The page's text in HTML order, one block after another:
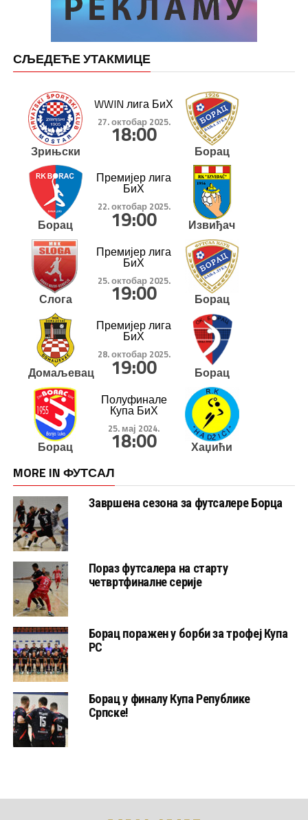
СЉЕДЕЋЕ УТАКМИЦЕ
Зрињски
WWIN лига БиХ
27. октобар 2025.
18:00
Борац
Борац
Премијер лига
БиХ
22. октобар 2025.
19:00 Извиђач
Слога
Премијер лига
БиХ
25. октобар 2025.
19:00 Борац
Домаљевац
Премијер лига
БиХ
28. октобар 2025.
19:00 Борац
Борац
Полуфинале
Купа БиХ
25. мај 2024.
18:00 Хаџићи
MORE IN ФУТСАЛ
Завршена сезона за футсалере Борца
Пораз футсалера на старту
четвртфиналне серије
Борац поражен у борби за трофеј Купа
РС
Борац у финалу Купа Републике
Српске!